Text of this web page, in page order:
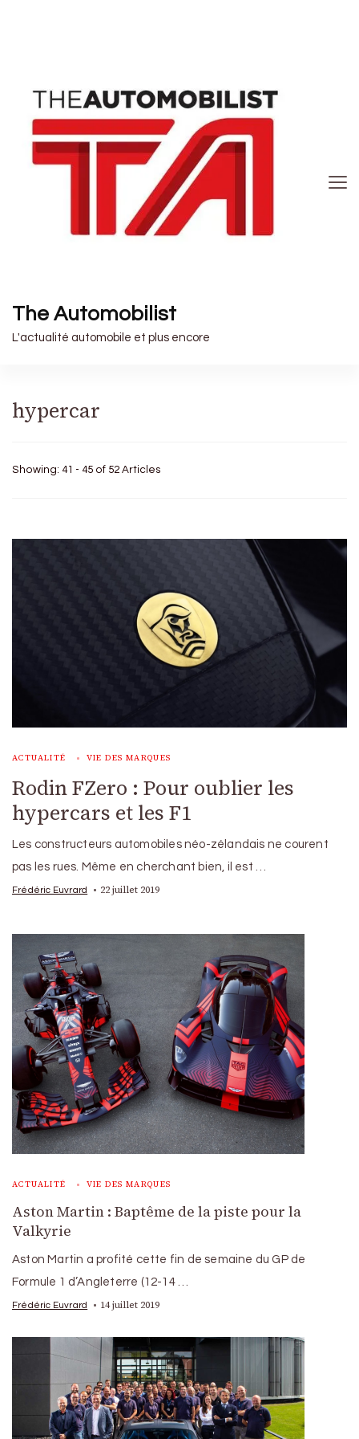
The Automobilist
L'actualité automobile et plus encore
hypercar
Showing: 41 - 45 of 52 Articles
ACTUALITÉ VIE DES MARQUES
Rodin FZero : Pour oublier les
hypercars et les F1
Les constructeurs automobiles néo-zélandais ne courent
pas les rues. Même en cherchant bien, il est …
Frédéric Euvrard 22 juillet 2019
ACTUALITÉ VIE DES MARQUES
Aston Martin : Baptême de la piste pour la
Valkyrie
Aston Martin a profité cette fin de semaine du GP de
Formule 1 d’Angleterre (12-14 …
Frédéric Euvrard 14 juillet 2019